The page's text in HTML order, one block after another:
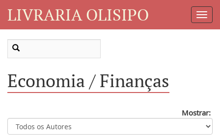
LIVRARIA OLISIPO
Economia / Finanças
Mostrar: